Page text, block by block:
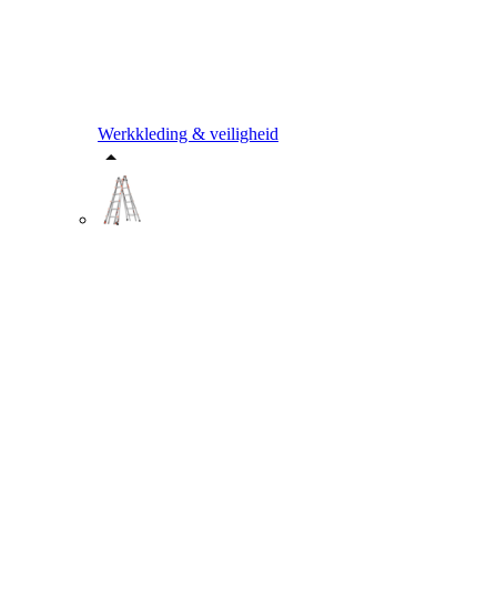
Werkkleding & veiligheid